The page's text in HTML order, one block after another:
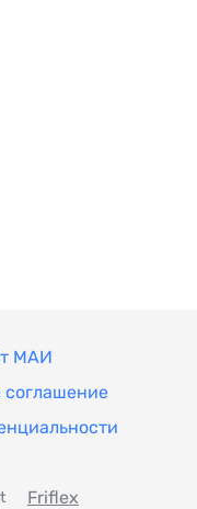
МАИ
соглашение
Friflex